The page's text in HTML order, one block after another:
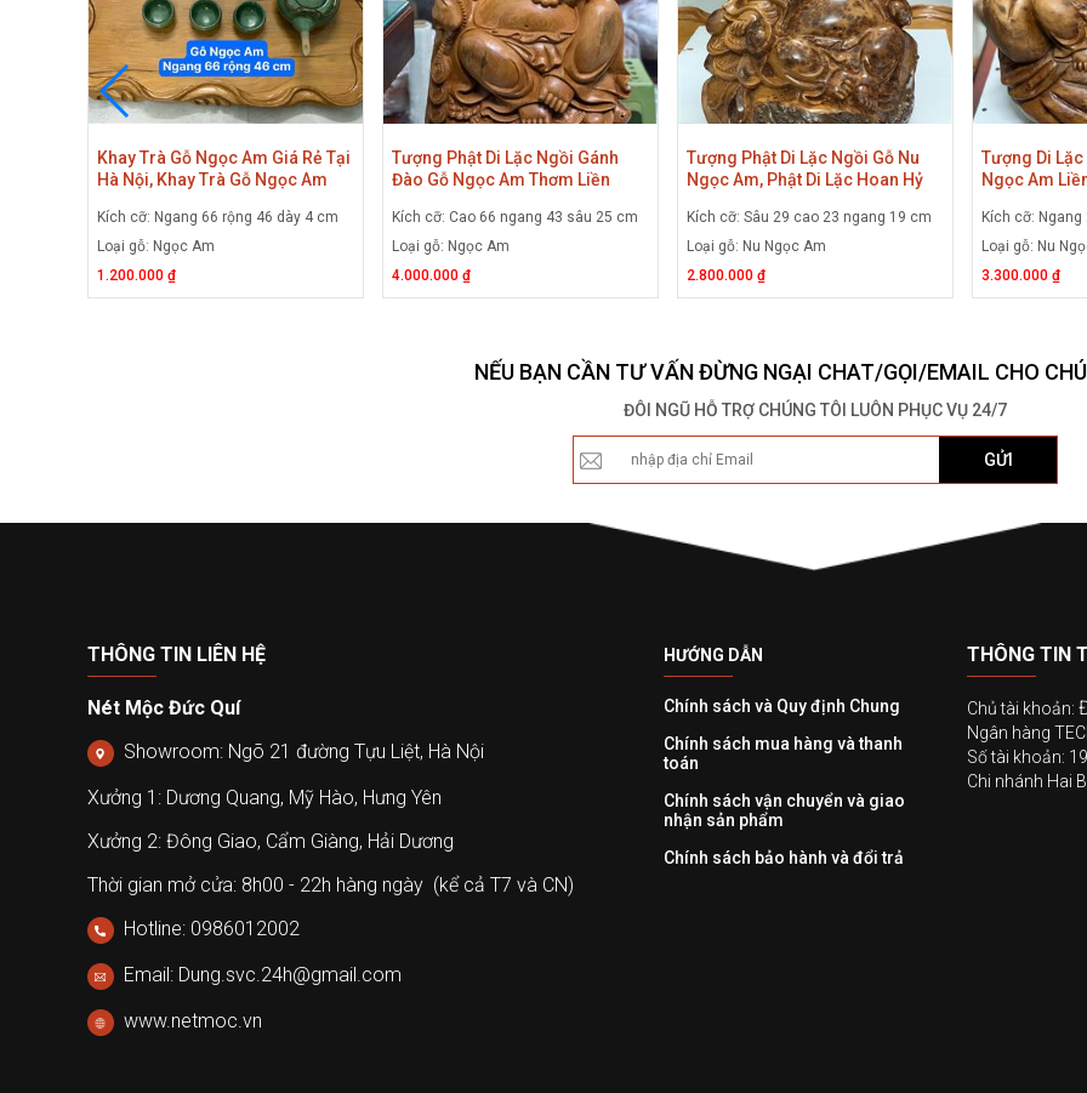
Khay Trà Gỗ Ngọc Am Giá Rẻ Tại
Hà Nội, Khay Trà Gỗ Ngọc Am
Kích cỡ: Ngang 66 rộng 46 dày 4 cm
Loại gỗ: Ngọc Am
1.200.000 ₫
Tượng Phật Di Lặc Ngồi Gánh
Đào Gỗ Ngọc Am Thơm Liền
Gánh Đào Gỗ Ngọc Am
Kích cỡ: Cao 66 ngang 43 sâu 25 cm
Loại gỗ: Ngọc Am
4.000.000 ₫
Tượng Phật Di Lặc Ngồi Gỗ Nu
Ngọc Am, Phật Di Lặc Hoan Hỷ
Liền Khối
Kích cỡ: Sâu 29 cao 23 ngang 19 cm
Loại gỗ: Nu Ngọc Am
2.800.000 ₫
Tượng Di Lặc
Ngọc Am
Am Ở Hà Nội
Kích cỡ:
Loại gỗ: Nu
3.300.000 ₫
NẾU BẠN CẦN TƯ VẤN ĐỪNG NGẠI CHAT/GỌI/EMAIL CHO
ĐÔI NGŨ HỖ TRỢ CHÚNG TÔI LUÔN PHỤC VỤ 24/7
GỬI
THÔNG TIN LIÊN HỆ
Nét Mộc Đức Quí
Showroom: Ngõ 21 đường Tựu Liệt, Hà Nội
Xưởng 1: Dương Quang, Mỹ Hào, Hưng Yên
Xưởng 2: Đông Giao, Cẩm Giàng, Hải Dương
Thời gian mở cửa: 8h00 - 22h hàng ngày (kể cả T7 và CN)
Hotline: 0986012002
Email: Dung.svc.24h@gmail.com
www.netmoc.vn
HƯỚNG DẪN
Chính sách và Quy định Chung
Chính sách mua hàng và thanh
toán
Chính sách vận chuyển và giao
nhận sản phẩm
Chính sách bảo hành và đổi trả
THÔNG TIN
Chủ tài khoản:
Ngân hàng
Số tài khoản:
Chi nhánh Hai